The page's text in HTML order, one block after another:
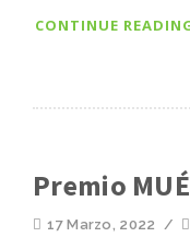
CONTINUE
Premio
17 Marzo, 2022 /